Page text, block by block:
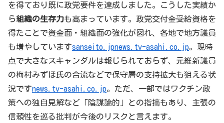
を得ており既に政党要件を達成しました。こうした実績か
ら組織の生存力も高まっています。政党交付金受給資格を
得たことで資金面・組織面の強化が図れ、各地で地方議員
も増やしていますsanseito.jpnews.tv-asahi.co.jp。現時
点で大きなスキャンダルは報じられておらず、元維新議員
の梅村みずほ氏の合流などで保守層の支持拡大も狙える状
況ですnews.tv-asahi.co.jp。ただ、一部ではワクチン政
策への独自見解など「陰謀論的」との指摘もあり、主張の
信頼性を巡る批判が今後のリスクと言えます。